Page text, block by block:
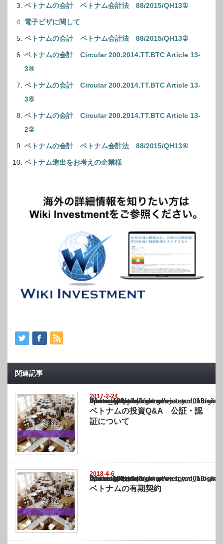
ベトナムの会計 ベトナム会計法 88/2015/QH13①
電子ビザに関して
ベトナムの会計 ベトナム会計法 88/2015/QH13②
ベトナムの会計 Circular 200.2014.TT.BTC Article 13-
3⑤
ベトナムの会計 Circular 200.2014.TT.BTC Article 13-
3⑥
ベトナムの会計 Circular 200.2014.TT.BTC Article 13-
2②
ベトナムの会計 ベトナム会計法 88/2015/QH13④
ベトナム進出をお考えの企業様
関連記事
2017-2-24
Warning
: Undefined array key "show_category" in
/home/netst/kuno-cpa.co.jp/public_html/vietnam_blog/wp-content/themes/
on line183
ベトナムの投資Q&A 公証・認
証について
2018-4-6
Warning
: Undefined array key "show_category" in
/home/netst/kuno-cpa.co.jp/public_html/vietnam_blog/wp-content/themes/
on line183
ベトナムの有期契約